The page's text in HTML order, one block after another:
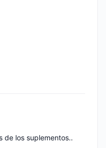
de los suplementos..